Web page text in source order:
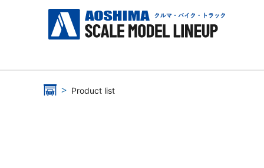
Product list